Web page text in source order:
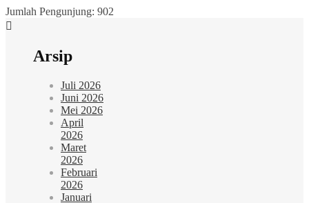
Jumlah Pengunjung: 902
Arsip
Juli 2026
Juni 2026
Mei 2026
April
2026
Maret
2026
Februari
2026
Januari